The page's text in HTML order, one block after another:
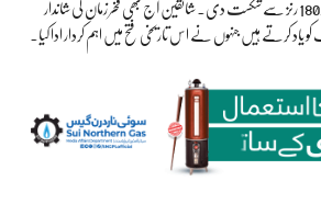
فائنل میں پاکستان نے بھارت کو 180 رنز سے شکست دی۔ شائقین آج بھی فخر زمان کی شاندار
کو یاد کرتے ہیں جنہوں نے اس تاریخی فتح میں اہم کردار ادا کیا۔